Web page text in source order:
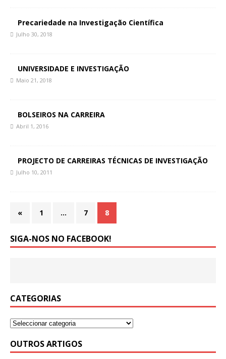
Precariedade na Investigação Científica
Julho 30, 2018
UNIVERSIDADE E INVESTIGAÇÃO
Maio 21, 2018
BOLSEIROS NA CARREIRA
Abril 1, 2016
PROJECTO DE CARREIRAS TÉCNICAS DE INVESTIGAÇÃO
Julho 10, 2011
« 1 … 7 8
SIGA-NOS NO FACEBOOK!
CATEGORIAS
OUTROS ARTIGOS